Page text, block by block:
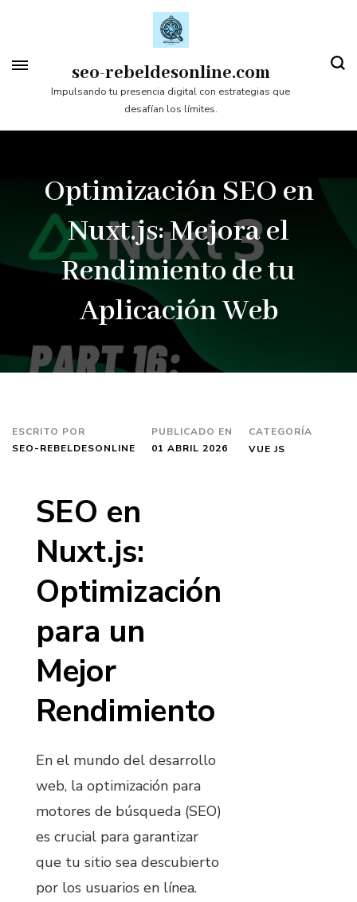
contenido
(presiona
seo-rebeldesonline.com
Impulsando tu presencia digital con estrategias que
desafían los límites.
Optimización SEO en
Nuxt.js: Mejora el
Rendimiento de tu
Aplicación Web
ESCRITO POR
SEO-REBELDESONLINE
PUBLICADO EN
01 ABRIL 2026
CATEGORÍA
VUE JS
SEO en
Nuxt.js:
Optimización
para un
Mejor
Rendimiento
En el mundo del desarrollo
web, la optimización para
motores de búsqueda (SEO)
es crucial para garantizar
que tu sitio sea descubierto
por los usuarios en línea.